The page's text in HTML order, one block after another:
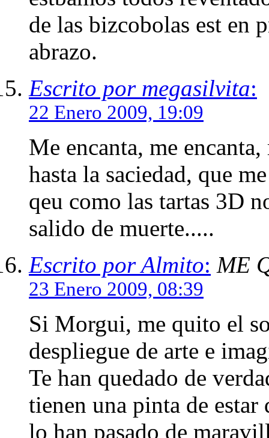
de las bizcobolas est en
abrazo.
Escrito por megasilvita:
22 Enero 2009, 19:09
Me encanta, me
hasta la saciedad, que
qeu como las tartas 3D
salido de muerte.....
Escrito por Almito: ME
23 Enero 2009, 08:39
Si Morgui, me quito el
despliegue de arte e
Te han quedado de
tienen una pinta de estar
lo han pasado de